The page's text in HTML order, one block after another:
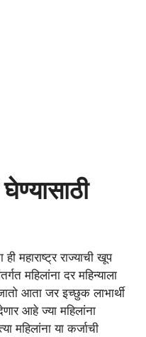
महाराष्ट्र राज्याची खूप
महिलांना दर महिन्याला
आता जर इच्छुक लाभार्थी
आहे ज्या महिलांना
महिलांना या कर्जाची